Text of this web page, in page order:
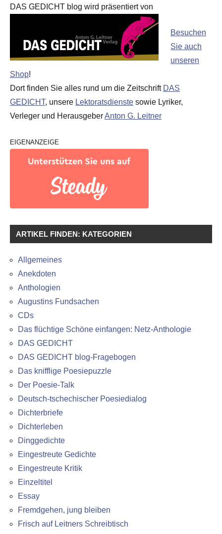
DAS GEDICHT blog wird präsentiert von
Besuchen
Sie auch
unseren
Shop!
Dort finden Sie alles rund um die Zeitschrift DAS
GEDICHT, unsere Lektoratsdienste sowie Lyriker,
Verleger und HerausgeberAnton G. Leitner
EIGENANZEIGE
ARTIKEL FINDEN: KATEGORIEN
Allgemeines
Anekdoten
Anthologien
Augustins Fundsachen
CDs
Das flüchtige Schöne einfangen: Netz-Anthologie
DAS GEDICHT
DAS GEDICHT blog-Fragebogen
Das knifflige Poesiepuzzle
Der Poesie-Talk
Deutsch-tschechischer Poesiedialog
Dichterbriefe
Dichterleben
Dinggedichte
Eingestreute Gedichte
Eingestreute Kritik
Einzeltitel
Essay
Fremdgehen, jung bleiben
Frisch auf Leitners Schreibtisch